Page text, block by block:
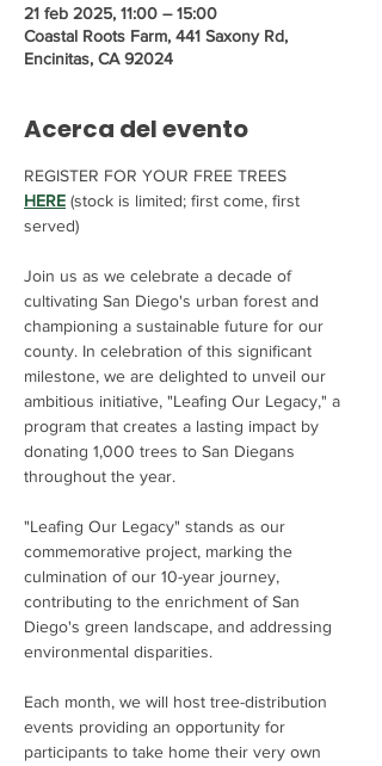
21 feb 2025, 11:00 – 15:00
Coastal Roots Farm, 441 Saxony Rd,
Encinitas, CA 92024
Acerca del evento
REGISTER FOR YOUR FREE TREES
HERE (stock is limited; first come, first
served)
Join us as we celebrate a decade of
cultivating San Diego's urban forest and
championing a sustainable future for our
county. In celebration of this significant
milestone, we are delighted to unveil our
ambitious initiative, "Leafing Our Legacy," a
program that creates a lasting impact by
donating 1,000 trees to San Diegans
throughout the year.
"Leafing Our Legacy" stands as our
commemorative project, marking the
culmination of our 10-year journey,
contributing to the enrichment of San
Diego's green landscape, and addressing
environmental disparities.
Each month, we will host tree-distribution
events providing an opportunity for
participants to take home their very own